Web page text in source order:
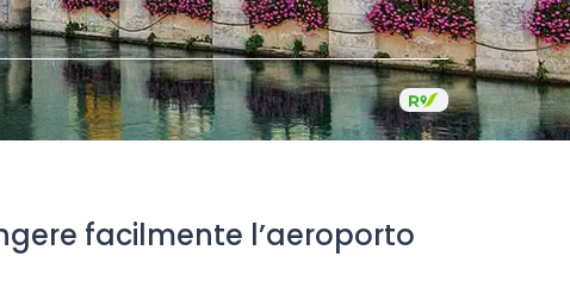
facilmente l’aeroporto